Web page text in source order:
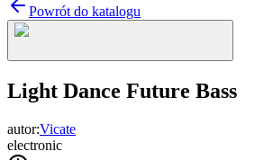
Powrót do katalogu
Light Dance Future Bass
autor:Vicate
electronic